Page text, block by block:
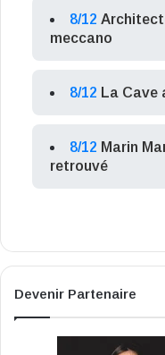
8/12
meccano
8/12 La Cave
8/12 Marin
retrouvé
Devenir Partenaire